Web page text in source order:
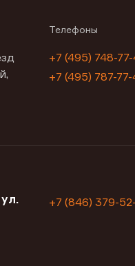
Телефоны
+7 (495) 748-
+7 (495) 787-
+7 (846) 379-